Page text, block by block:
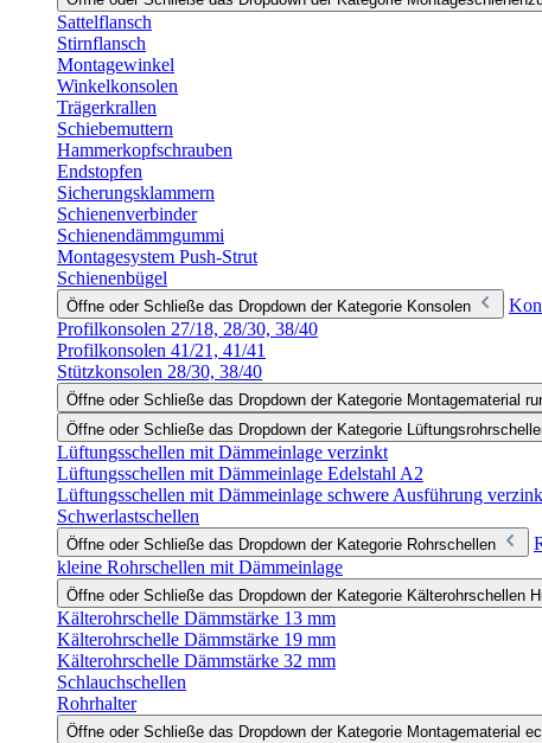
Sattelflansch
Stirnflansch
Montagewinkel
Winkelkonsolen
Trägerkrallen
Schiebemuttern
Hammerkopfschrauben
Endstopfen
Sicherungsklammern
Schienenverbinder
Schienendämmgummi
Montagesystem Push-Strut
Schienenbügel
Öffne oder Schließe das Dropdown der Kategorie Konsolen
Profilkonsolen 27/18, 28/30, 38/40
Profilkonsolen 41/21, 41/41
Stützkonsolen 28/30, 38/40
Öffne oder Schließe das Dropdown der Kategorie Montagematerial
Öffne oder Schließe das Dropdown der Kategorie
Lüftungsschellen mit Dämmeinlage verzinkt
Lüftungsschellen mit Dämmeinlage Edelstahl A2
Lüftungsschellen mit Dämmeinlage schwere Ausführung
Schwerlastschellen
Öffne oder Schließe das Dropdown der Kategorie Rohrschellen
kleine Rohrschellen mit Dämmeinlage
Öffne oder Schließe das Dropdown der Kategorie Kälterohrschellen
Kälterohrschelle Dämmstärke 13 mm
Kälterohrschelle Dämmstärke 19 mm
Kälterohrschelle Dämmstärke 32 mm
Schlauchschellen
Rohrhalter
Öffne oder Schließe das Dropdown der Kategorie Montagematerial